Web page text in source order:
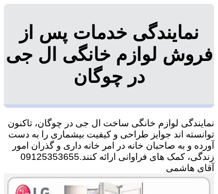
نمایندگی خدمات پس از
فروش لوازم خانگی ال جی
در چوگان
نمایندگی لوازم خانگی ساخت ال جی در چوگان، تاکنون
توانسته اند جوایز طراحی و کیفیت بیشماری را به دست
آورده و به صاحبان خانه در امر خانه داری و گذران امور
زندگی، کمک های فراوانی ارائه کنند.09125353655
آقای هاشمی